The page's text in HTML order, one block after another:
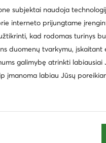
subjektai naudoja
interneto prijungtame
kad rodomas turinys
duomenų tvarkymu, įskaitant
galimybę atrinkti labiausiai
įmanoma labiau Jūsų